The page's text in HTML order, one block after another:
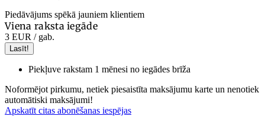
Piedāvājums spēkā jauniem klientiem
Viena raksta iegāde
3 EUR / gab.
Lasīt!
Piekļuve rakstam 1 mēnesi no iegādes brīža
Noformējot pirkumu, netiek piesaistīta maksājumu karte un nenotiek
automātiski maksājumi!
Apskatīt citas abonēšanas iespējas